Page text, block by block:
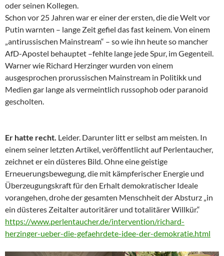
oder seinen Kollegen.
Schon vor 25 Jahren war er einer der ersten, die die Welt vor
Putin warnten – lange Zeit gefiel das fast keinem. Von einem
„antirussischen Mainstream“ – so wie ihn heute so mancher
AfD-Apostel behauptet –fehlte lange jede Spur, im Gegenteil.
Warner wie Richard Herzinger wurden von einem
ausgesprochen prorussischen Mainstream in Politikk und
Medien gar lange als vermeintlich russophob oder paranoid
gescholten.
Er hatte recht. Leider. Darunter litt er selbst am meisten. In
einem seiner letzten Artikel, veröffentlicht auf Perlentaucher,
zeichnet er ein düsteres Bild. Ohne eine geistige
Erneuerungsbewegung, die mit kämpferischer Energie und
Überzeugungskraft für den Erhalt demokratischer Ideale
vorangehen, drohe der gesamten Menschheit der Absturz „in
ein düsteres Zeitalter autoritärer und totalitärer Willkür.“
https://www.perlentaucher.de/intervention/richard-
herzinger-ueber-die-gefaehrdete-idee-der-demokratie.html